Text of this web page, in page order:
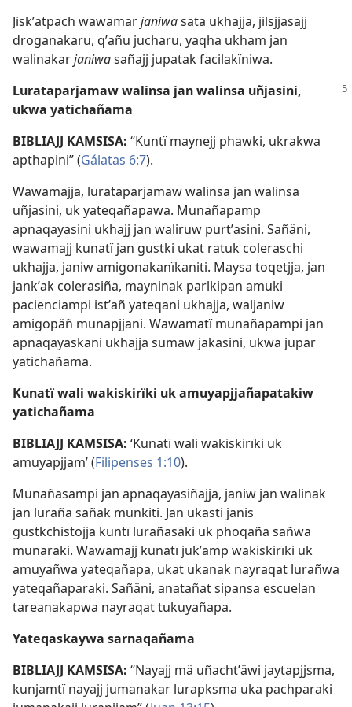
Jiskʼatpach wawamarjaniwasäta ukhajja, jilsjjasajj
droganakaru, qʼañu jucharu, yaqha ukham jan
walinakarjaniwasañajj jupatak facilakïniwa.
Lurataparjamaw walinsa jan walinsa uñjasini,
ukwa yatichañama
BIBLIAJJ KAMSISA: “Kuntï maynejj phawki, ukrakwa
apthapini” (Gálatas 6:7).
Wawamajja, lurataparjamaw walinsa jan walinsa
uñjasini, uk yateqañapawa. Munañapamp
apnaqayasini ukhajj jan waliruw purtʼasini. Sañäni,
wawamajj kunatï jan gustki ukat ratuk coleraschi
ukhajja, janiw amigonakanïkaniti. Maysa toqetjja, jan
jankʼak colerasiña, mayninak parlkipan amuki
pacienciampi istʼañ yateqani ukhajja, waljaniw
amigopäñ munapjjani. Wawamatï munañapampi jan
apnaqayaskani ukhajja sumaw jakasini, ukwa jupar
yatichañama.
Kunatï wali wakiskirïki uk amuyapjjañapatakiw
yatichañama
BIBLIAJJ KAMSISA: ‘Kunatï wali wakiskirïki uk
amuyapjjam’ (Filipenses 1:10).
Munañasampi jan apnaqayasiñajja, janiw jan walinak
jan luraña sañak munkiti. Jan ukasti janis
gustkchistojja kuntï lurañasäki uk phoqaña sañwa
munaraki. Wawamajj kunatï jukʼamp wakiskirïki uk
amuyañwa yateqañapa, ukat ukanak nayraqat lurañwa
yateqañaparaki. Sañäni, anatañat sipansa escuelan
tareanakapwa nayraqat tukuyañapa.
Yateqaskaywa sarnaqañama
BIBLIAJJ KAMSISA: “Nayajj mä uñachtʼäwi jaytapjjsma,
kunjamtï nayajj jumanakar lurapksma uka pachparaki